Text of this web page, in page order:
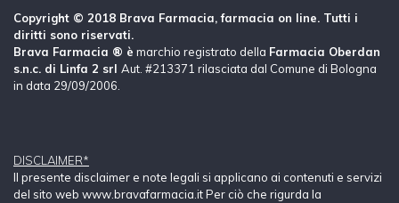
Copyright © 2018 Brava Farmacia, farmacia on line. Tutti i
diritti sono riservati.
Brava Farmacia ® è marchio registrato della Farmacia Oberdan
s.n.c. di Linfa 2 srl Aut. #213371 rilasciata dal Comune di Bologna
in data 29/09/2006.
DISCLAIMER*
Il presente disclaimer e note legali si applicano ai contenuti e servizi
del sito web www.bravafarmacia.it Per ciò che rigurda la